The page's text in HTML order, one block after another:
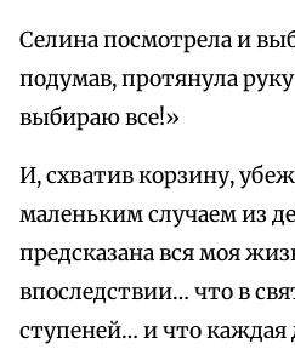
Селина посмотрела и
подумав, протянула
выбираю все!»
И, схватив корзину,
маленьким случаем из
предсказана вся моя
впоследствии… что в
ступеней… и что каждая